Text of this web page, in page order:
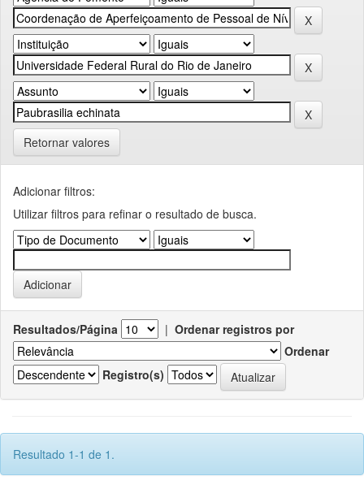
Retornar valores
Adicionar filtros:
Utilizar filtros para refinar o resultado de busca.
Resultados/Página | Ordenar registros por
Ordenar
Registro(s)
Resultado 1-1 de 1.